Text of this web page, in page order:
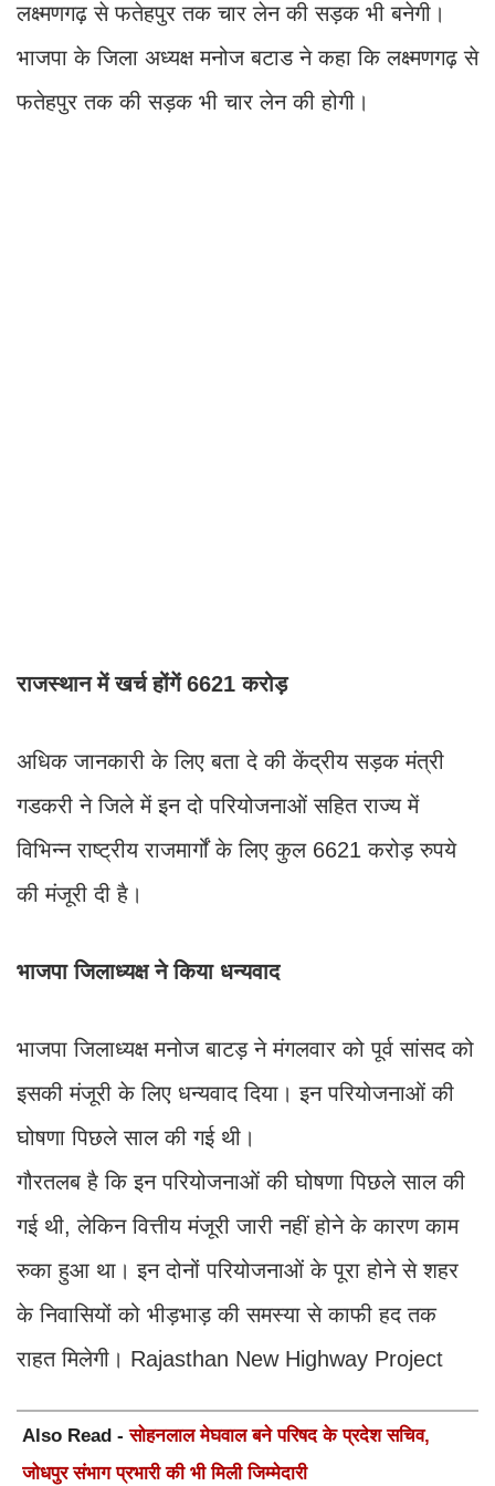
लक्ष्मणगढ़ से फतेहपुर तक चार लेन की सड़क भी बनेगी।
भाजपा के जिला अध्यक्ष मनोज बटाड ने कहा कि लक्ष्मणगढ़ से
फतेहपुर तक की सड़क भी चार लेन की होगी।
राजस्थान में खर्च होंगें 6621 करोड़
अधिक जानकारी के लिए बता दे की केंद्रीय सड़क मंत्री
गडकरी ने जिले में इन दो परियोजनाओं सहित राज्य में
विभिन्न राष्ट्रीय राजमार्गों के लिए कुल 6621 करोड़ रुपये
की मंजूरी दी है।
भाजपा जिलाध्यक्ष ने किया धन्यवाद
भाजपा जिलाध्यक्ष मनोज बाटड़ ने मंगलवार को पूर्व सांसद को
इसकी मंजूरी के लिए धन्यवाद दिया। इन परियोजनाओं की
घोषणा पिछले साल की गई थी।
गौरतलब है कि इन परियोजनाओं की घोषणा पिछले साल की
गई थी, लेकिन वित्तीय मंजूरी जारी नहीं होने के कारण काम
रुका हुआ था। इन दोनों परियोजनाओं के पूरा होने से शहर
के निवासियों को भीड़भाड़ की समस्या से काफी हद तक
राहत मिलेगी। Rajasthan New Highway Project
Also Read -सोहनलाल मेघवाल बने परिषद के प्रदेश सचिव,
जोधपुर संभाग प्रभारी की भी मिली जिम्मेदारी